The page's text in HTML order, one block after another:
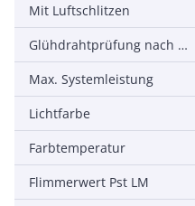
Mit Luftschlitzen
Glühdrahtprüfung nach IEC 60695-2-11
Max. Systemleistung
Lichtfarbe
Farbtemperatur
Flimmerwert Pst LM